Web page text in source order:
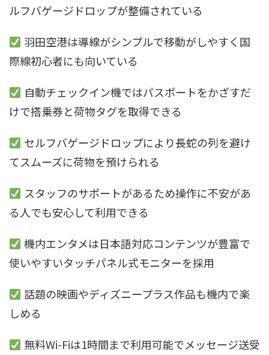
ルフバゲージドロップが整備されている
羽田空港は導線がシンプルで移動がしやすく国
際線初心者にも向いている
自動チェックイン機ではパスポートをかざすだ
けで搭乗券と荷物タグを取得できる
セルフバゲージドロップにより長蛇の列を避け
てスムーズに荷物を預けられる
スタッフのサポートがあるため操作に不安があ
る人でも安心して利用できる
機内エンタメは日本語対応コンテンツが豊富で
使いやすいタッチパネル式モニターを採用
話題の映画やディズニープラス作品も機内で楽
しめる
無料Wi-Fiは1時間まで利用可能でメッセージ送受